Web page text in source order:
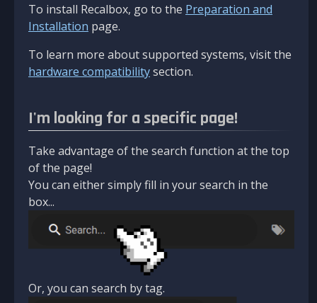
To install Recalbox, go to the Preparation and
Installation page.
To learn more about supported systems, visit the
hardware compatibilitysection.
I'm looking for a specific page!
Take advantage of the search function at the top
of the page!
You can either simply fill in your search in the
box...
Or, you can search by tag.